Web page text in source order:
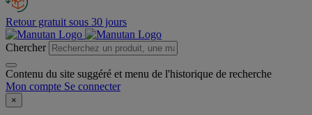
Retour gratuit sous 30 jours
Chercher
Contenu du site suggéré et menu de l'historique de recherche
Mon compte Se connecter
×